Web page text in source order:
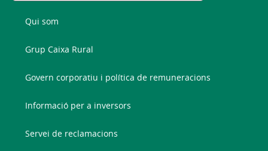
Qui som
Grup Caixa Rural
Govern corporatiu i política de remuneracions
Informació per a inversors
Servei de reclamacions